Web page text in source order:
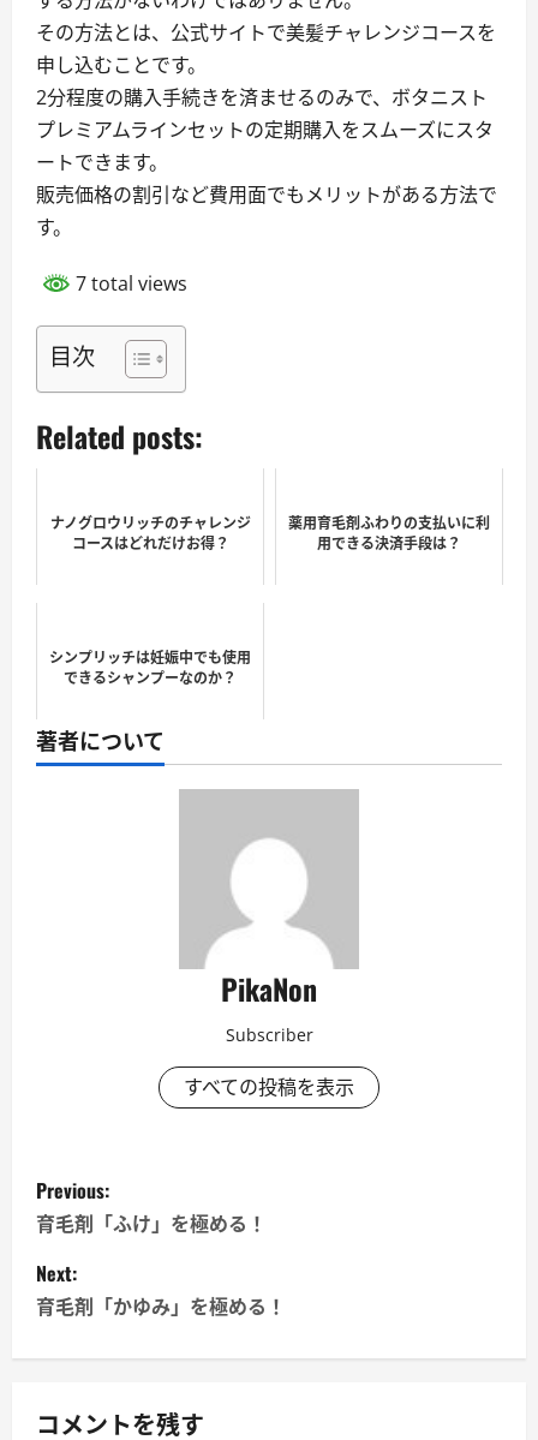
その方法とは、公式サイトで美髪チャレンジコースを
申し込むことです。
2分程度の購入手続きを済ませるのみで、ボタニスト
プレミアムラインセットの定期購入をスムーズにスタ
ートできます。
販売価格の割引など費用面でもメリットがある方法で
す。
7 total views
目次
Related posts:
ナノグロウリッチのチャレンジ
コースはどれだけお得？
薬用育毛剤ふわりの支払いに利
用できる決済手段は？
シンプリッチは妊娠中でも使用
できるシャンプーなのか？
著者について
PikaNon
Subscriber
すべての投稿を表示
P
o
s
t
Previous:
育毛剤「ふけ」を極める！
Next:
育毛剤「かゆみ」を極める！
コメントを残す